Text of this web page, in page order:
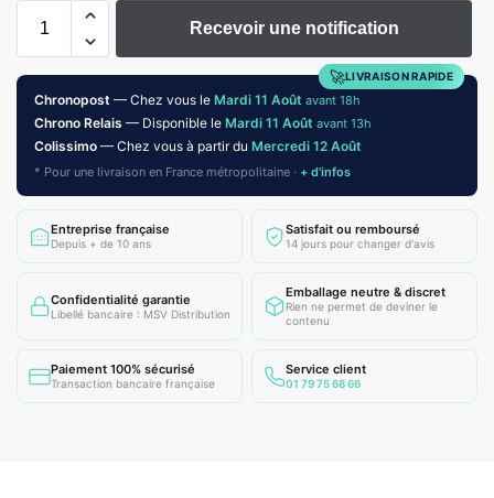
Recevoir une notification
🚀LIVRAISON RAPIDE
Chronopost — Chez vous le Mardi 11 Août avant 18h
Chrono Relais — Disponible le Mardi 11 Août avant 13h
Colissimo — Chez vous à partir du Mercredi 12 Août
* Pour une livraison en France métropolitaine · + d'infos
Entreprise française
Depuis + de 10 ans
Satisfait ou remboursé
14 jours pour changer d'avis
Confidentialité garantie
Libellé bancaire : MSV Distribution
Emballage neutre & discret
Rien ne permet de deviner le
contenu
Paiement 100% sécurisé
Transaction bancaire française
Service client
01 79 75 68 66